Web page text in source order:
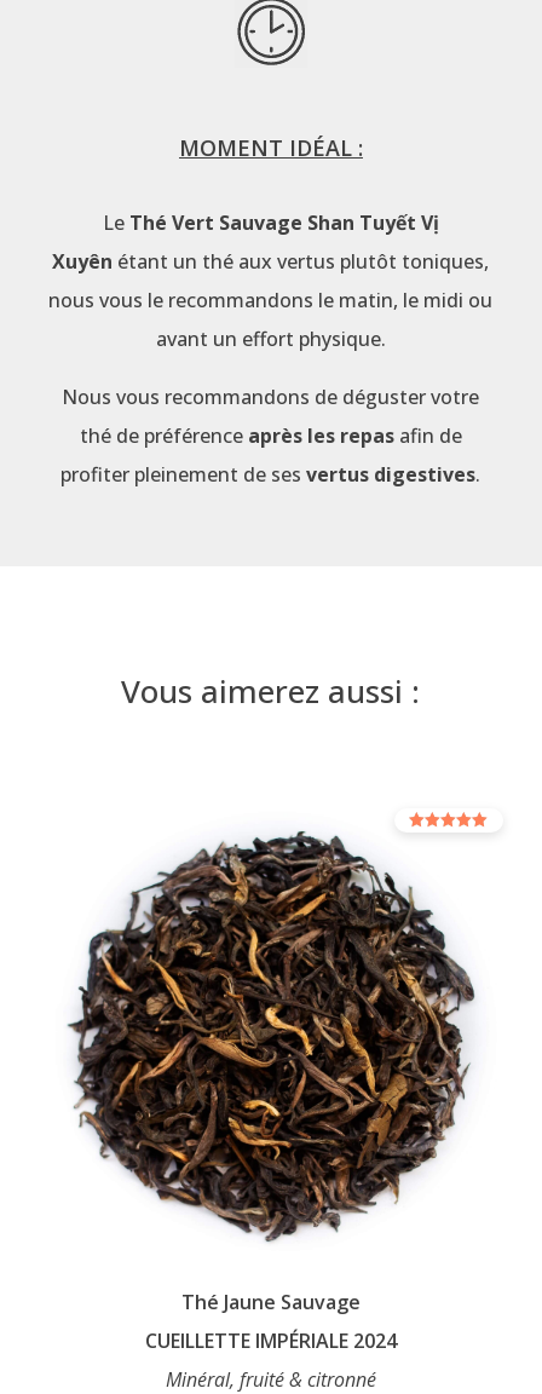
MOMENT IDÉAL :
Le Thé Vert Sauvage Shan Tuyết Vị
Xuyên étant un thé aux vertus plutôt toniques,
nous vous le recommandons le matin, le midi ou
avant un effort physique.
Nous vous recommandons de déguster votre
thé de préférence après les repasafin de
profiter pleinement de sesvertus digestives.
Vous aimerez aussi :
Thé Jaune Sauvage
CUEILLETTE IMPÉRIALE 2024
Minéral, fruité & citronné